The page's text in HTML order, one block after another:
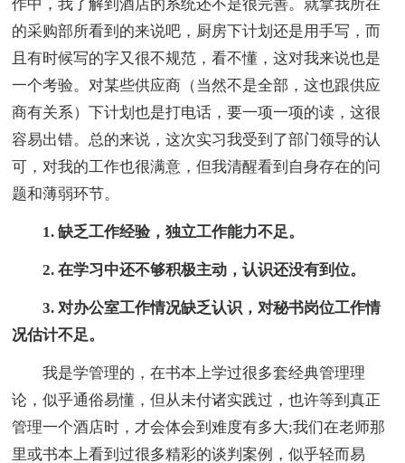
作中，我了解到酒店的系统还不是很完善。就拿我所在
的采购部所看到的来说吧，厨房下计划还是用手写，而
且有时候写的字又很不规范，看不懂，这对我来说也是
一个考验。对某些供应商（当然不是全部，这也跟供应
商有关系）下计划也是打电话，要一项一项的读，这很
容易出错。总的来说，这次实习我受到了部门领导的认
可，对我的工作也很满意，但我清醒看到自身存在的问
题和薄弱环节。
1. 缺乏工作经验，独立工作能力不足。
2. 在学习中还不够积极主动，认识还没有到位。
3. 对办公室工作情况缺乏认识，对秘书岗位工作情
况估计不足。
我是学管理的，在书本上学过很多套经典管理理
论，似乎通俗易懂，但从未付诸实践过，也许等到真正
管理一个酒店时，才会体会到难度有多大;我们在老师那
里或书本上看到过很多精彩的谈判案例，似乎轻而易